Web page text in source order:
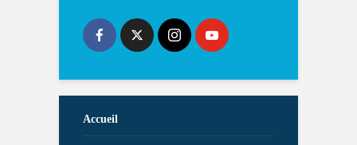
Accueil